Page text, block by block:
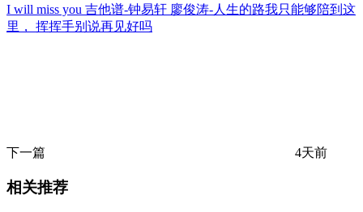
I will miss you 吉他谱-钟易轩 廖俊涛-人生的路我只能够陪到这
里， 挥挥手别说再见好吗
下一篇 4天前
相关推荐